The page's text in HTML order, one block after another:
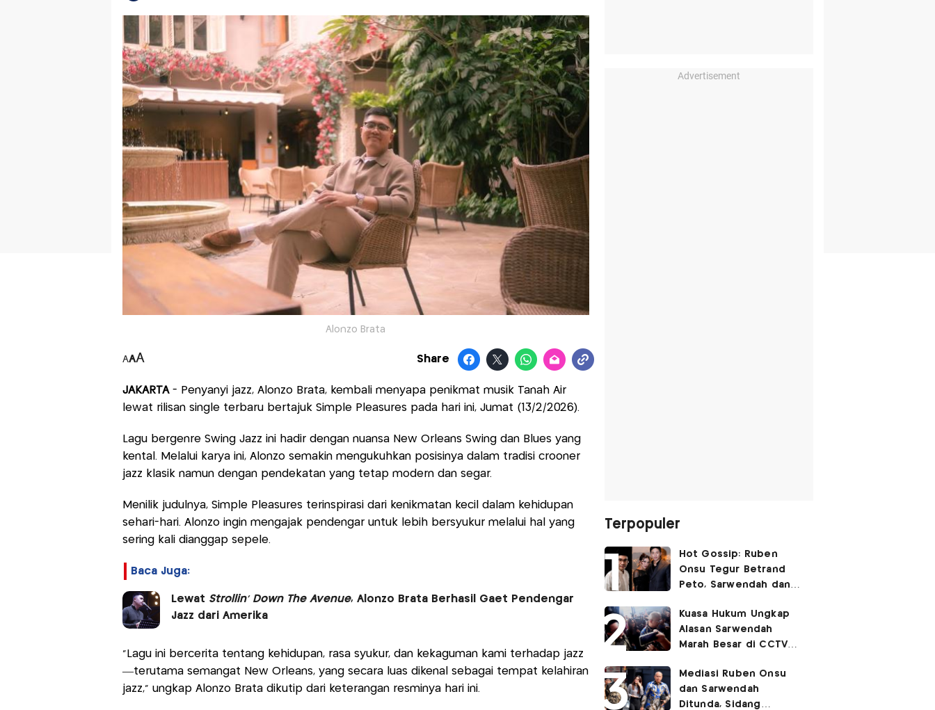
Alonzo Brata
AAA Share
JAKARTA- Penyanyi jazz, Alonzo Brata, kembali menyapa penikmat musik Tanah Air
lewat rilisan single terbaru bertajuk Simple Pleasures pada hari ini, Jumat (13/2/2026).
Lagu bergenre Swing Jazz ini hadir dengan nuansa New Orleans Swing dan Blues yang
kental. Melalui karya ini, Alonzo semakin mengukuhkan posisinya dalam tradisi crooner
jazz klasik namun dengan pendekatan yang tetap modern dan segar.
Menilik judulnya, Simple Pleasures terinspirasi dari kenikmatan kecil dalam kehidupan
sehari-hari. Alonzo ingin mengajak pendengar untuk lebih bersyukur melalui hal yang
sering kali dianggap sepele.
Baca Juga:
Lewat Strollin' Down The Avenue, Alonzo Brata Berhasil Gaet Pendengar
Jazz dari Amerika
"Lagu ini bercerita tentang kehidupan, rasa syukur, dan kekaguman kami terhadap jazz
—terutama semangat New Orleans, yang secara luas dikenal sebagai tempat kelahiran
jazz," ungkap Alonzo Brata dikutip dari keterangan resminya hari ini.
Advertisement
Terpopuler
Hot Gossip: Ruben
Onsu Tegur Betrand
Peto, Sarwendah dan
Kemesraan
Kuasa Hukum Ungkap
Alasan Sarwendah
Marah Besar di CCTV
Kecewa Mendalam
Mediasi Ruben Onsu
dan Sarwendah
Ditunda, Sidang